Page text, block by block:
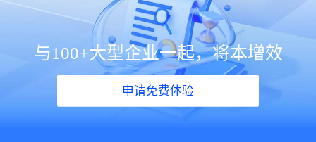
与100+大型企业一起，将本增效
申请免费体验